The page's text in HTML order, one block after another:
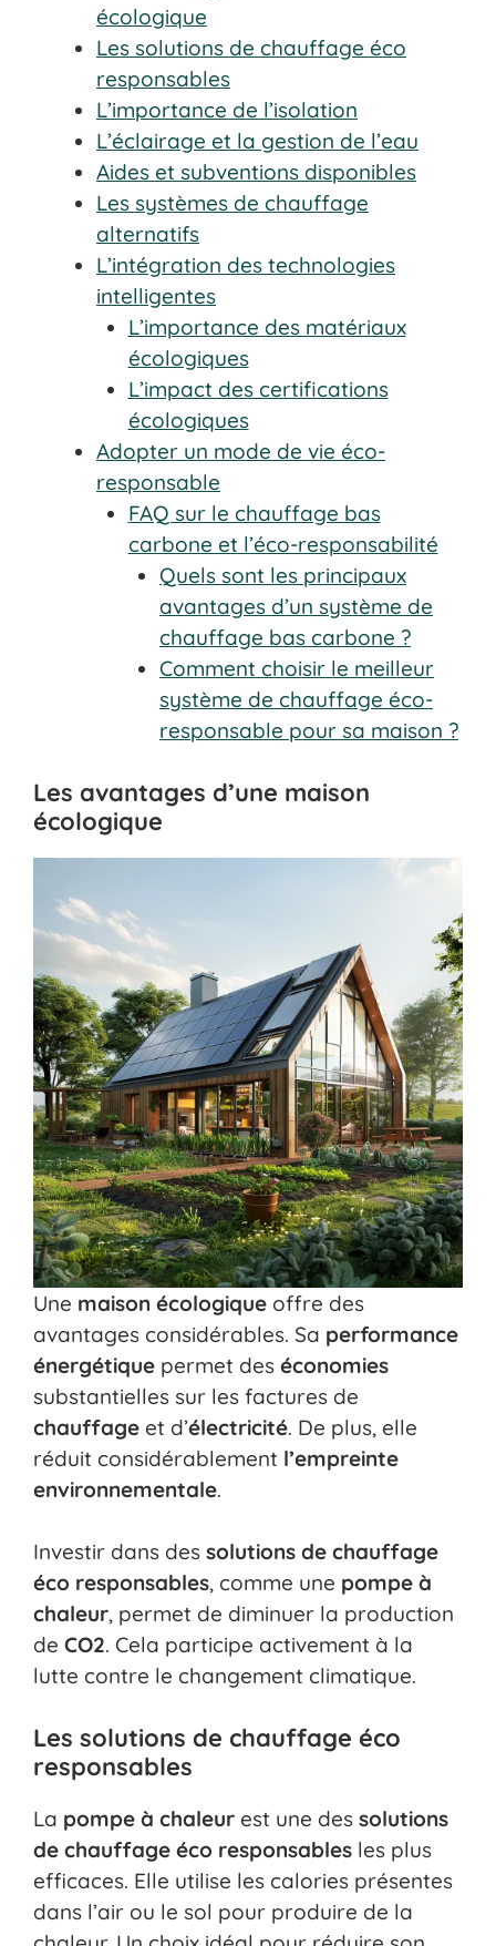
écologique
Les solutions de chauffage éco
responsables
L’importance de l’isolation
L’éclairage et la gestion de l’eau
Aides et subventions disponibles
Les systèmes de chauffage
alternatifs
L’intégration des technologies
intelligentes
L’importance des matériaux
écologiques
L’impact des certifications
écologiques
Adopter un mode de vie éco-
responsable
FAQ sur le chauffage bas
carbone et l’éco-responsabilité
Quels sont les principaux
avantages d’un système de
chauffage bas carbone ?
Comment choisir le meilleur
système de chauffage éco-
responsable pour sa maison ?
Les avantages d’une maison
écologique
Une maison écologique offre des
avantages considérables. Sa performance
énergétique permet des économies
substantielles sur les factures de
chauffage et d’électricité. De plus, elle
réduit considérablement l’empreinte
environnementale.
Investir dans des solutions de chauffage
éco responsables, comme une pompe à
chaleur, permet de diminuer la production
de CO2. Cela participe activement à la
lutte contre le changement climatique.
Les solutions de chauffage éco
responsables
La pompe à chaleur est une des solutions
de chauffage éco responsables les plus
efficaces. Elle utilise les calories présentes
dans l’air ou le sol pour produire de la